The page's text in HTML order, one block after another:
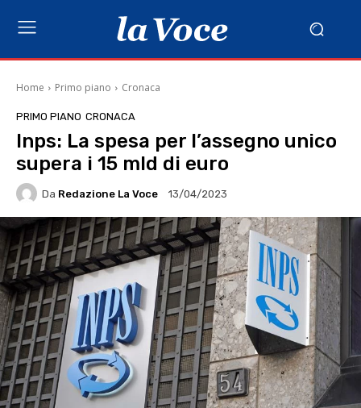
Home Primo piano Cronaca
PRIMO PIANO CRONACA
Inps: La spesa per l’assegno unico
supera i 15 mld di euro
Da Redazione La Voce 13/04/2023